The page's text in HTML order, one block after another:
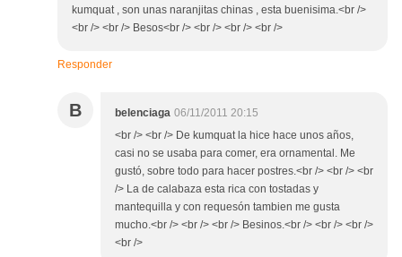
kumquat , son unas naranjitas chinas , esta buenisima.<br />
<br /> <br /> Besos<br /> <br /> <br /> <br />
Responder
B belenciaga 06/11/2011 20:15
<br /> <br /> De kumquat la hice hace unos años,
casi no se usaba para comer, era ornamental. Me
gustó, sobre todo para hacer postres.<br /> <br /> <br
/> La de calabaza esta rica con tostadas y
mantequilla y con requesón tambien me gusta
mucho.<br /> <br /> <br /> Besinos.<br /> <br /> <br />
<br />